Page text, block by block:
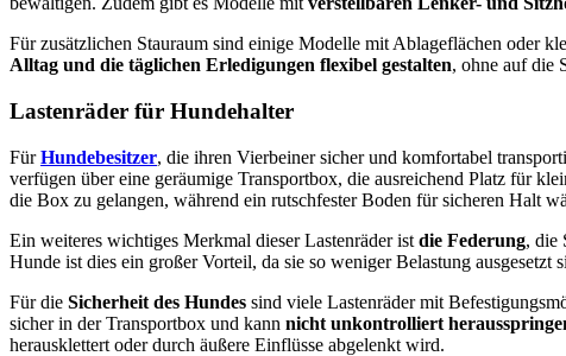
Für zusätzlichen Stauraum sind einige Modelle mit Ablageflächen oder
Alltag und die täglichen Erledigungen flexibel gestalten, ohne auf die
Lastenräder für Hundehalter
FürHundebesitzer, die ihren Vierbeiner sicher und komfortabel
verfügen über eine geräumige Transportbox, die ausreichend Platz für
die Box zu gelangen, während ein rutschfester Boden für sicheren Halt
Ein weiteres wichtiges Merkmal dieser Lastenräder ist die Federung, die
Hunde ist dies ein großer Vorteil, da sie so weniger Belastung
Für die Sicherheit des Hundes sind viele Lastenräder mit
sicher in der Transportbox und kann nicht unkontrolliert
herausklettert oder durch äußere Einflüsse abgelenkt wird.